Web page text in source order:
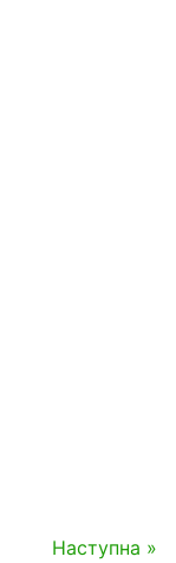
Наступна »